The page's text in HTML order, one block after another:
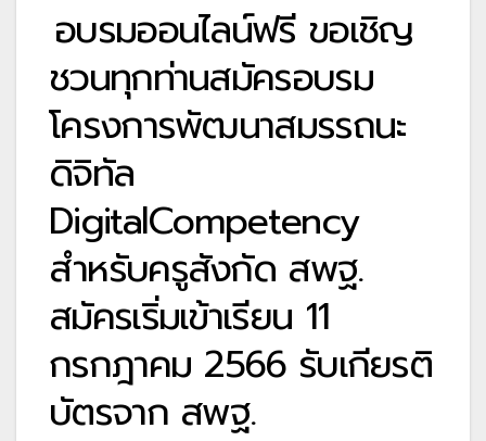
อบรมออนไลน์ฟรี ขอเชิญ
ชวนทุกท่านสมัครอบรม
โครงการพัฒนาสมรรถนะ
ดิจิทัล
DigitalCompetency
สำหรับครูสังกัด สพฐ.
สมัครเริ่มเข้าเรียน 11
กรกฎาคม 2566 รับเกียรติ
บัตรจาก สพฐ.